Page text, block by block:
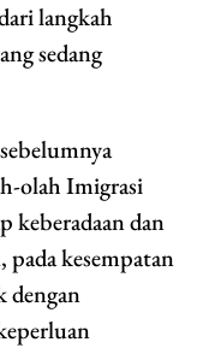
langkah
sedang
olah Imigrasi
keberadaan dan
kesempatan
dengan